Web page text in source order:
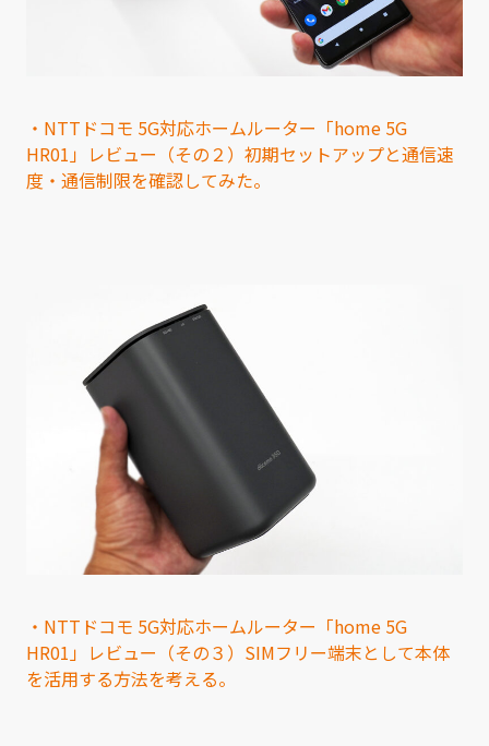
・NTTドコモ 5G対応ホームルーター「home 5G
HR01」レビュー（その２）初期セットアップと通信速
度・通信制限を確認してみた。
・NTTドコモ 5G対応ホームルーター「home 5G
HR01」レビュー（その３）SIMフリー端末として本体
を活用する方法を考える。